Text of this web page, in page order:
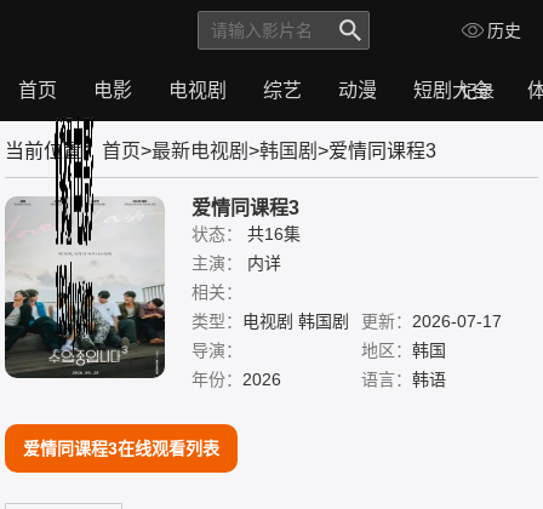
历史
记录
首页 电影 电视剧 综艺 动漫 短剧大全
页
影
视
剧
艺
漫
剧
大
全
育
当前位置：首页>最新电视剧>韩国剧>爱情同课程3
爱情同课程3
状态：
共16集
主演：
内详
相关：
类型： 电视剧 韩国剧 更新： 2026-07-17
导演：
地区：韩国
年份： 2026 语言：韩语
爱情同课程3在线观看列表